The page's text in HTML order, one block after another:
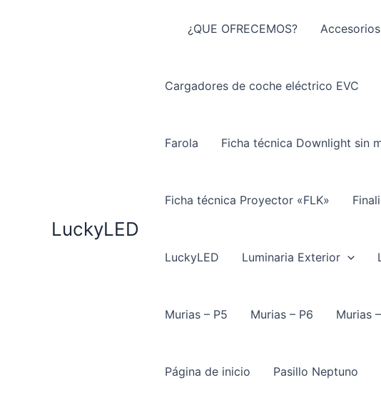
LuckyLED
¿QUE OFRECEMOS? Accesorios
Cargadores de coche eléctrico EVC
Farola Ficha técnica Downlight sin
Ficha técnica Proyector «FLK»
LuckyLED Luminaria Exterior
Murias – P5 Murias – P6 Murias
Página de inicio Pasillo Neptuno